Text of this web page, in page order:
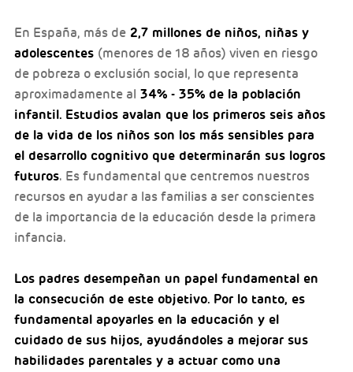
En España, más de 2,7 millones de niños, niñas y
adolescentes (menores de 18 años) viven en riesgo
de pobreza o exclusión social, lo que representa
aproximadamente al 34% - 35% de la población
infantil. Estudios avalan que los primeros seis años
de la vida de los niños son los más sensibles para
el desarrollo cognitivo que determinarán sus logros
futuros. Es fundamental que centremos nuestros
recursos en ayudar a las familias a ser conscientes
de la importancia de la educación desde la primera
infancia.
Los padres desempeñan un papel fundamental en
la consecución de este objetivo. Por lo tanto, es
fundamental apoyarles en la educación y el
cuidado de sus hijos, ayudándoles a mejorar sus
habilidades parentales y a actuar como una